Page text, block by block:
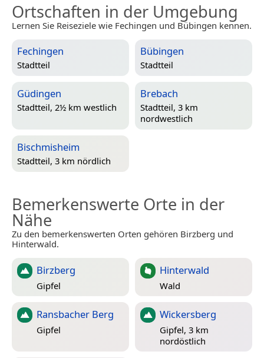
Ortschaften in der Umgebung
Lernen Sie Reiseziele wie Fechingen und Bübingen kennen.
Fechingen
Stadtteil
Bübingen
Stadtteil
Güdingen
Stadtteil, 2½ km westlich
Brebach
Stadtteil, 3 km
nordwestlich
Bischmisheim
Stadtteil, 3 km nördlich
Bemerkenswerte Orte in der
Nähe
Zu den bemerkenswerten Orten gehören Birzberg und
Hinterwald.
Birzberg
Gipfel
Hinterwald
Wald
Ransbacher Berg
Gipfel
Wickersberg
Gipfel, 3 km
nordöstlich